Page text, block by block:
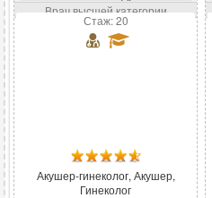
Врач высшей категории
Стаж: 20
Акушер-гинеколог, Акушер,
Гинеколог